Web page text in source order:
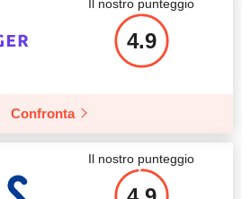
Il nostro punteggio
4.9
Confronta
Il nostro punteggio